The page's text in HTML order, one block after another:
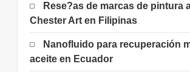
Rese?as de marcas de pintura
Chester Art en Filipinas
Nanofluido para recuperación
aceite en Ecuador